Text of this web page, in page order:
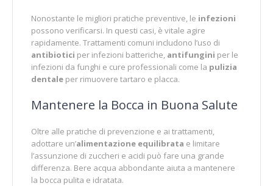
Nonostante le migliori pratiche preventive, le infezioni
possono verificarsi. In questi casi, è vitale agire
rapidamente. Trattamenti comuni includono l’uso di
antibiotici per infezioni batteriche, antifungini per le
infezioni da funghi e cure professionali come la pulizia
dentale per rimuovere tartaro e placca.
Mantenere la Bocca in Buona Salute
Oltre alle pratiche di prevenzione e ai trattamenti,
adottare un’alimentazione equilibrata e limitare
l’assunzione di zuccheri e acidi può fare una grande
differenza. Bere acqua abbondante aiuta a mantenere
la bocca pulita e idratata.